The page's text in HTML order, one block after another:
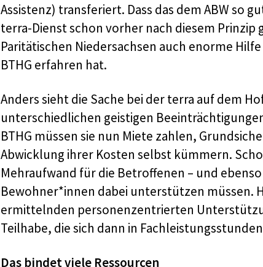
Assistenz) transferiert. Dass das dem ABW so
terra-Dienst schon vorher nach diesem
Paritätischen Niedersachsen auch enorme
BTHG erfahren hat.
Anders sieht die Sache bei der terra auf dem
unterschiedlichen geistigen
BTHG müssen sie nun Miete zahlen,
Abwicklung ihrer Kosten selbst kümmern.
Mehraufwand für die Betroffenen – und
Bewohner*innen dabei unterstützen müssen.
ermittelnden personenzentrierten
Teilhabe, die sich dann in
Das bindet viele Ressourcen